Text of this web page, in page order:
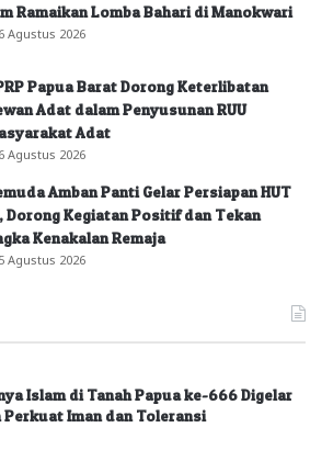
Ramaikan Lomba Bahari di Manokwari
6 Agustus 2026
Papua Barat Dorong Keterlibatan
Adat dalam Penyusunan RUU
Adat
6 Agustus 2026
Amban Panti Gelar Persiapan HUT
Dorong Kegiatan Positif dan Tekan
Kenakalan Remaja
5 Agustus 2026
Islam di Tanah Papua ke-666 Digelar
Iman dan Toleransi